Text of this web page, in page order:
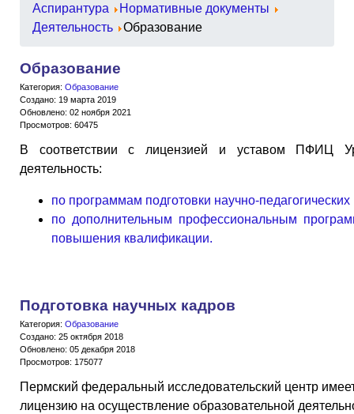
Аспирантура
Нормативные документы
Деятельность
Образование
Образование
Категория: Образование
Создано: 19 марта 2019
Обновлено: 02 ноября 2021
Просмотров: 60475
В соответствии с лицензией и уставом ПФИЦ
деятельность:
по программам подготовки научно-
по дополнительным профессиональным
повышения квалификации.
Подготовка научных кадров
Категория: Образование
Создано: 25 октября 2018
Обновлено: 05 декабря 2018
Просмотров: 175077
Пермский федеральный исследовательский центр
лицензию на осуществление образовательной